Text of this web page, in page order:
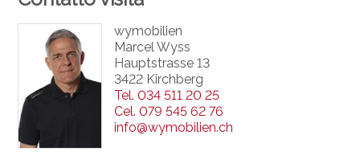
wymobilien
Marcel Wyss
Hauptstrasse 13
3422 Kirchberg
Tel. 034 511 20 25
Cel. 079 545 62 76
info@wymobilien.ch